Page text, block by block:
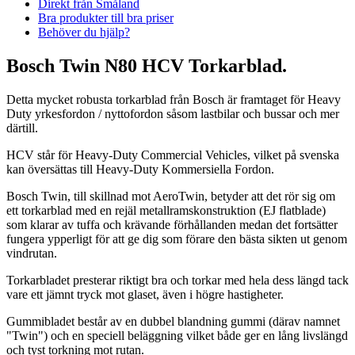
Direkt från Småland
Bra produkter till bra priser
Behöver du hjälp?
Bosch Twin N80 HCV Torkarblad.
Detta mycket robusta torkarblad från Bosch är framtaget för Heavy
Duty yrkesfordon / nyttofordon såsom lastbilar och bussar och mer
därtill.
HCV står för Heavy-Duty Commercial Vehicles, vilket på svenska
kan översättas till Heavy-Duty Kommersiella Fordon.
Bosch Twin, till skillnad mot AeroTwin, betyder att det rör sig om
ett torkarblad med en rejäl metallramskonstruktion (EJ flatblade)
som klarar av tuffa och krävande förhållanden medan det fortsätter
fungera ypperligt för att ge dig som förare den bästa sikten ut genom
vindrutan.
Torkarbladet presterar riktigt bra och torkar med hela dess längd tack
vare ett jämnt tryck mot glaset, även i högre hastigheter.
Gummibladet består av en dubbel blandning gummi (därav namnet
"Twin") och en speciell beläggning vilket både ger en lång livslängd
och tyst torkning mot rutan.